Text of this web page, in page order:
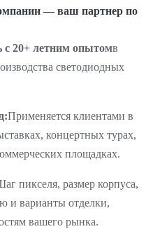
— ваш партнер по
с 20+ летним опытомв
светодиодных
Применяется клиентами в
концертных турах,
площадках.
пикселя, размер корпуса,
и варианты отделки,
вашего рынка.